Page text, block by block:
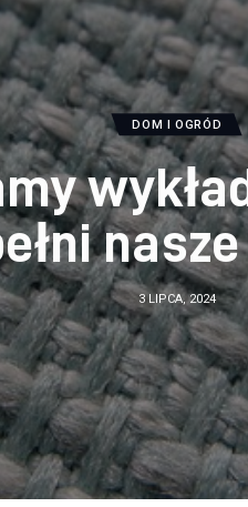
DOM I OGRÓD
3 LIPCA, 2024